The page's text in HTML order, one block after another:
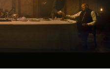
。片中，他们只
着大餐，喝着美